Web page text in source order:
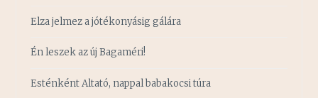
Elza jelmez a jótékonyásig gálára
Én leszek az új Bagaméri!
Esténként Altató, nappal babakocsi túra